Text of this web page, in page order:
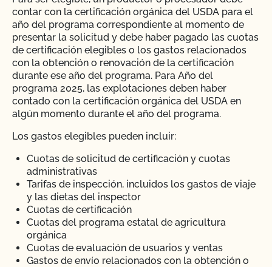
contar con la certificación orgánica del USDA para el
año del programa correspondiente al momento de
presentar la solicitud y debe haber pagado las cuotas
de certificación elegibles o los gastos relacionados
con la obtención o renovación de la certificación
durante ese año del programa. Para Año del
programa 2025, las explotaciones deben haber
contado con la certificación orgánica del USDA en
algún momento durante el año del programa.
Los gastos elegibles pueden incluir:
Cuotas de solicitud de certificación y cuotas
administrativas
Tarifas de inspección, incluidos los gastos de viaje
y las dietas del inspector
Cuotas de certificación
Cuotas del programa estatal de agricultura
orgánica
Cuotas de evaluación de usuarios y ventas
Gastos de envío relacionados con la obtención o